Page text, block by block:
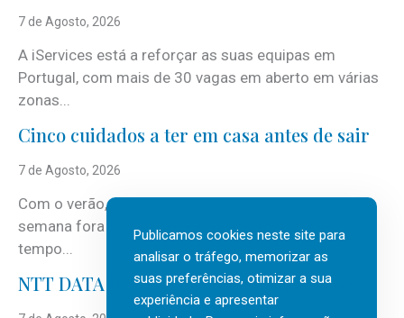
7 de Agosto, 2026
A iServices está a reforçar as suas equipas em
Portugal, com mais de 30 vagas em aberto em várias
zonas...
Cinco cuidados a ter em casa antes de sair
7 de Agosto, 2026
Com o verão, chegam também as férias, os fins-de-
semana fora e os dias em que a casa fica mais
tempo...
NTT DATA Insurtech Global Outlook 2026
Publicamos cookies neste site para
analisar o tráfego, memorizar as
suas preferências, otimizar a sua
experiência e apresentar